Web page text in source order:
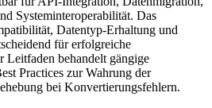
Systeminteroperabilität. Das
Datentyp-Erhaltung und
für erfolgreiche
Leitfaden behandelt gängige
Practices zur Wahrung der
bei Konvertierungsfehlern.